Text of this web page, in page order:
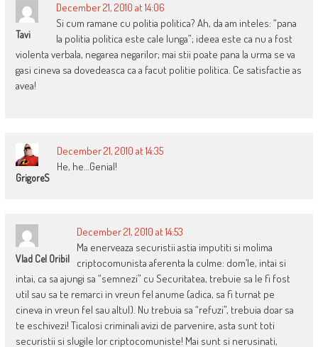
Tavi
December 21, 2010 at 14:06
Si cum ramane cu politia politica? Ah, da am inteles: “pana
la politia politica este cale lunga”; ideea este ca nu a fost
violenta verbala, negarea negarilor; mai stii poate pana la urma se va
gasi cineva sa dovedeasca ca a facut politie politica. Ce satisfactie as
avea!
GrigoreS
December 21, 2010 at 14:35
He, he…Genial!
Vlad Cel Oribil
December 21, 2010 at 14:53
Ma enerveaza securistii astia imputiti si molima
criptocomunista aferenta la culme: dom’le, intai si
intai, ca sa ajungi sa “semnezi” cu Securitatea, trebuie sa le fi fost
util sau sa te remarci in vreun fel anume (adica, sa fi turnat pe
cineva in vreun fel sau altul). Nu trebuia sa “refuzi”, trebuia doar sa
te eschivezi! Ticalosi criminali avizi de parvenire, asta sunt toti
securistii si slugile lor criptocomuniste! Mai sunt si nerusinati,